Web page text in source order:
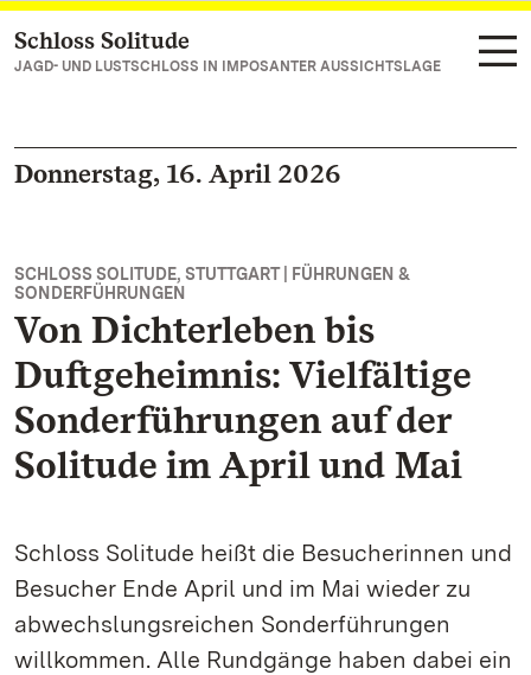
Zum Hauptinhalt springen
Schloss Solitude
JAGD- UND LUSTSCHLOSS IN IMPOSANTER AUSSICHTSLAGE
Donnerstag, 16. April 2026
SCHLOSS SOLITUDE, STUTTGART | FÜHRUNGEN &
SONDERFÜHRUNGEN
Von Dichterleben bis
Duftgeheimnis: Vielfältige
Sonderführungen auf der
Solitude im April und Mai
Schloss Solitude heißt die Besucherinnen und
Besucher Ende April und im Mai wieder zu
abwechslungsreichen Sonderführungen
willkommen. Alle Rundgänge haben dabei ein